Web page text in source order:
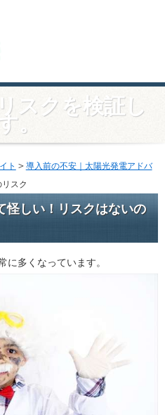
スクを検証し
。
ト ＞ 導入前の不安｜太陽光発電アドバ
スク
怪しい！リスクはないの
に多くなっています。